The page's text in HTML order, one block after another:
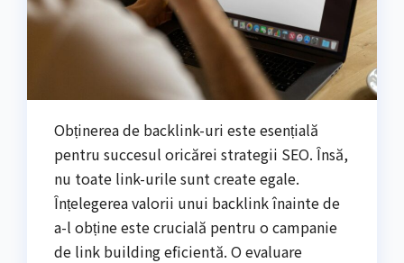
Obținerea de backlink-uri este esențială
pentru succesul oricărei strategii SEO. Însă,
nu toate link-urile sunt create egale.
Înțelegerea valorii unui backlink înainte de
a-l obține este crucială pentru o campanie
de link building eficientă. O evaluare